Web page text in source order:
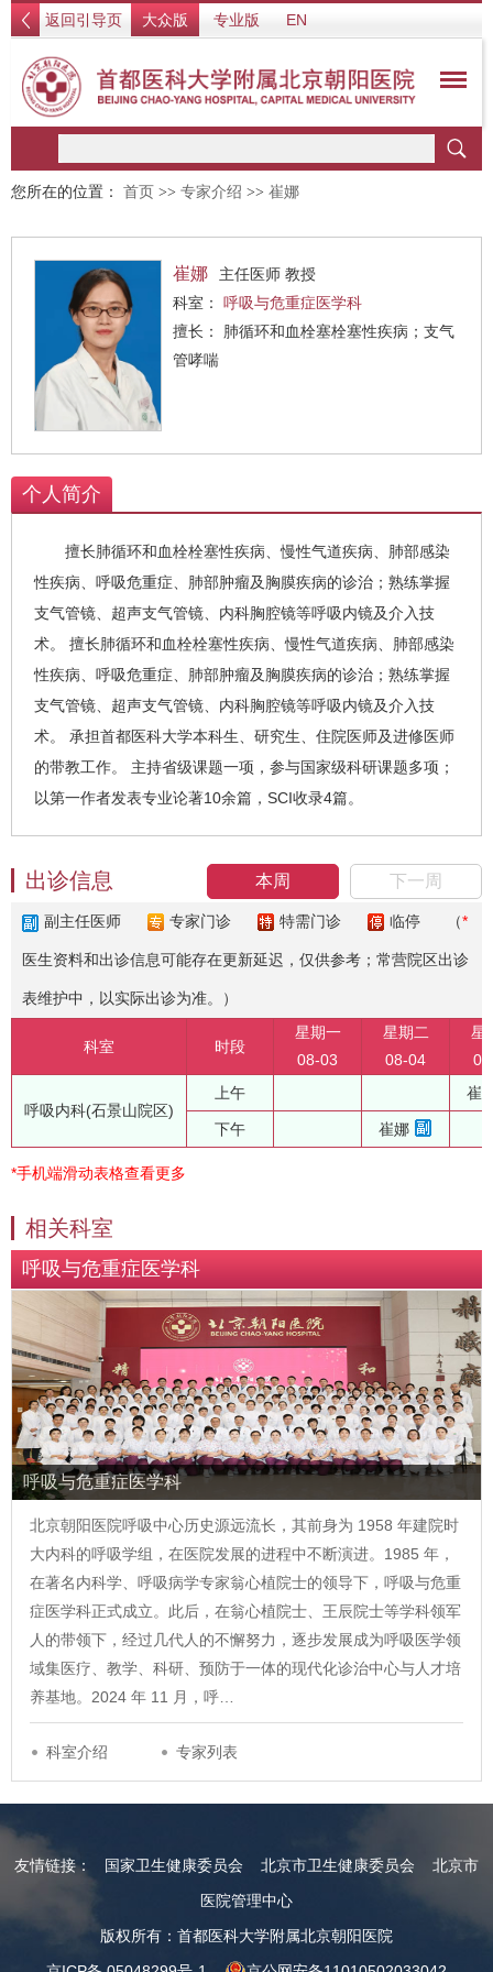
返回引导页 大众版 专业版 EN
您所在的位置： 首页 >> 专家介绍 >> 崔娜
崔娜
主任医师 教授
科室： 呼吸与危重症医学科
擅长： 肺循环和血栓塞栓塞性疾病；支气
管哮喘
个人简介
擅长肺循环和血栓栓塞性疾病、慢性气道疾病、肺部感染
性疾病、呼吸危重症、肺部肿瘤及胸膜疾病的诊治；熟练掌握
支气管镜、超声支气管镜、内科胸腔镜等呼吸内镜及介入技
术。 擅长肺循环和血栓栓塞性疾病、慢性气道疾病、肺部感染
性疾病、呼吸危重症、肺部肿瘤及胸膜疾病的诊治；熟练掌握
支气管镜、超声支气管镜、内科胸腔镜等呼吸内镜及介入技
术。 承担首都医科大学本科生、研究生、住院医师及进修医师
的带教工作。 主持省级课题一项，参与国家级科研课题多项；
以第一作者发表专业论著10余篇，SCI收录4篇。
本周 下一周
出诊信息
副主任医师 专家门诊 特需门诊 临停 （*
医生资料和出诊信息可能存在更新延迟，仅供参考；常营院区出诊
表维护中，以实际出诊为准。）
科室 时段
星期一
08-03
星期二
08-04
星
呼吸内科(石景山院区)
上午 崔
下午 崔娜
*手机端滑动表格查看更多
相关科室
呼吸与危重症医学科
呼吸与危重症医学科
北京朝阳医院呼吸中心历史源远流长，其前身为 1958 年建院时
大内科的呼吸学组，在医院发展的进程中不断演进。1985 年，
在著名内科学、呼吸病学专家翁心植院士的领导下，呼吸与危重
症医学科正式成立。此后，在翁心植院士、王辰院士等学科领军
人的带领下，经过几代人的不懈努力，逐步发展成为呼吸医学领
域集医疗、教学、科研、预防于一体的现代化诊治中心与人才培
养基地。2024 年 11 月，呼…
科室介绍 专家列表
友情链接： 国家卫生健康委员会 北京市卫生健康委员会
北京市
医院管理中心
版权所有：首都医科大学附属北京朝阳医院